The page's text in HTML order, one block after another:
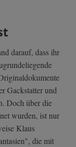
darauf, dass ihr
Gackstatter und
Doch über die
wurden, ist nur
Klaus
die mit